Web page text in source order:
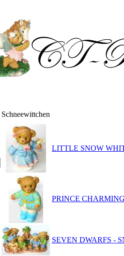
Schneewittchen
LITTLE SNOW
PRINCE
SEVEN DWARFS -